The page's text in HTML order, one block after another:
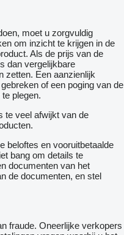
moet u zorgvuldig
om inzicht te krijgen in de
Als de prijs van de
dan vergelijkbare
zetten. Een aanzienlijk
of een poging van de
plegen.
te veel afwijkt van de
beloftes en vooruitbetaalde
bang om details te
documenten van het
de documenten, en stel
fraude. Oneerlijke verkopers